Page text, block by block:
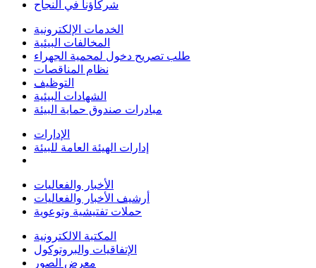
شركاؤنا في النجاح
الخدمات الإلكترونية
المخالفات البيئية
طلب تصريح دخول لمحمية الجهراء
نظام المناقصات
التوظيف
الشهادات البيئية
مبادرات صندوق حماية البيئة
الإدارات
إدارات الهيئة العامة للبيئة
الأخبار والفعاليات
أرشيف الأخبار والفعاليات
حملات تفتيشية وتوعوية
المكتبة الالكترونية
الإتفاقيات والبروتوكول
معرض الصور